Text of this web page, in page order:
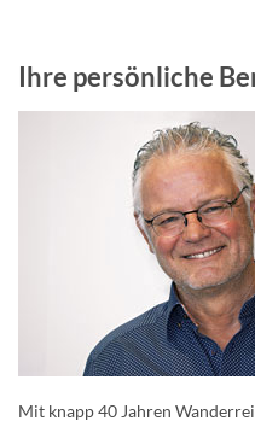
Ihre persönliche
Mit knapp 40 Jahren